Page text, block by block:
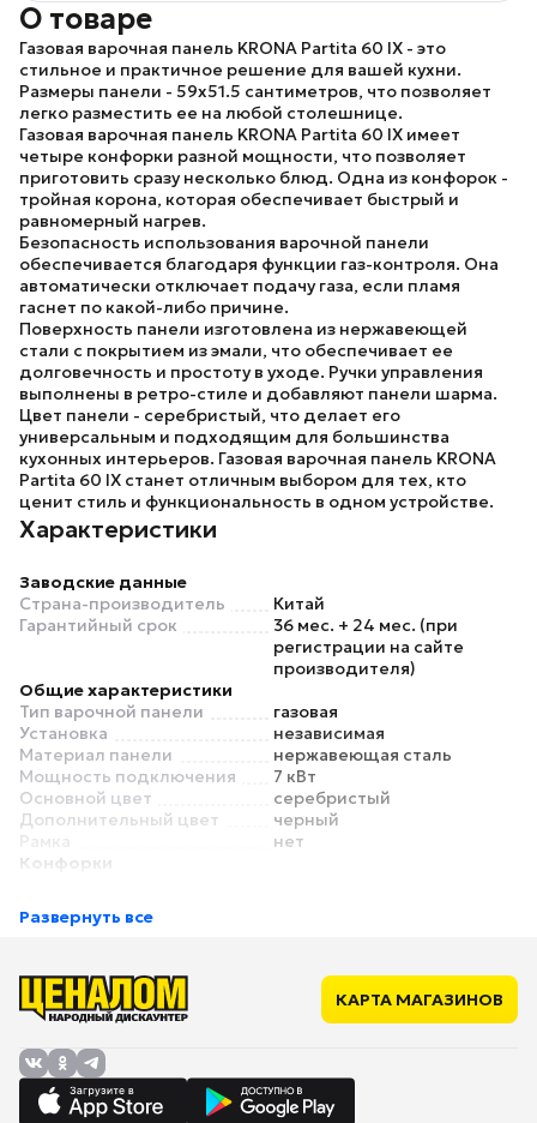
О товаре
Газовая варочная панель KRONA Partita 60 IX - это
стильное и практичное решение для вашей кухни.
Размеры панели - 59x51.5 сантиметров, что позволяет
легко разместить ее на любой столешнице.
Газовая варочная панель KRONA Partita 60 IX имеет
четыре конфорки разной мощности, что позволяет
приготовить сразу несколько блюд. Одна из конфорок -
тройная корона, которая обеспечивает быстрый и
равномерный нагрев.
Безопасность использования варочной панели
обеспечивается благодаря функции газ-контроля. Она
автоматически отключает подачу газа, если пламя
гаснет по какой-либо причине.
Поверхность панели изготовлена из нержавеющей
стали с покрытием из эмали, что обеспечивает ее
долговечность и простоту в уходе. Ручки управления
выполнены в ретро-стиле и добавляют панели шарма.
Цвет панели - серебристый, что делает его
универсальным и подходящим для большинства
кухонных интерьеров. Газовая варочная панель KRONA
Partita 60 IX станет отличным выбором для тех, кто
ценит стиль и функциональность в одном устройстве.
Характеристики
Заводские данные
Страна-производитель
Китай
Гарантийный срок
36 мес. + 24 мес. (при
регистрации на сайте
производителя)
Общие характеристики
Тип варочной панели
газовая
Установка
независимая
Материал панели
нержавеющая сталь
Мощность подключения
7 кВт
Основной цвет
серебристый
Дополнительный цвет
черный
Рамка
нет
Конфорки
Газовых конфорок
Левая конфорка
2.6 кВт
Передняя конфорка
Задняя конфорка
Конфорок двухконтурных
Конфорок трехконтурных
нет
Конфорок с овальной /
нет
Развернуть все
КАРТА МАГАЗИНОВ